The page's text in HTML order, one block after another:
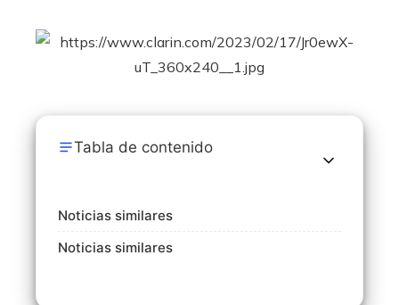
Tabla de contenido
Noticias similares
Noticias similares